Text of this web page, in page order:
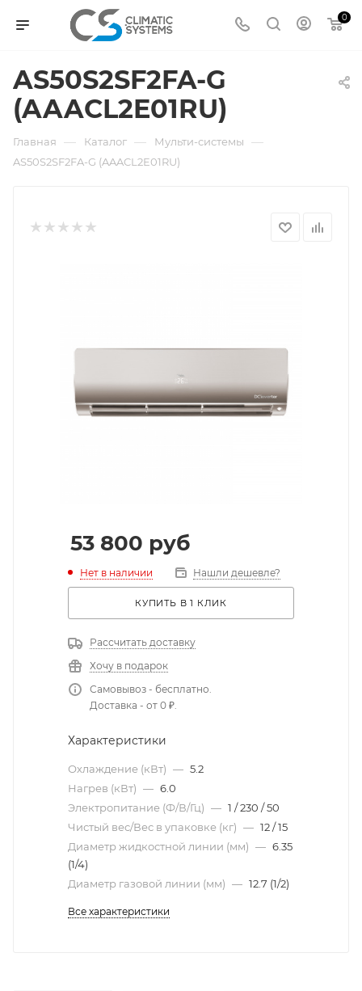
0
AS50S2SF2FA-G
(AAACL2E01RU)
Главная — Каталог — Мульти-системы —
AS50S2SF2FA-G (AAACL2E01RU)
53 800 руб
Нет в наличии Нашли дешевле?
КУПИТЬ В 1 КЛИК
Рассчитать доставку
Хочу в подарок
Самовывоз - бесплатно.
Доставка - от 0 ₽.
Характеристики
Охлаждение (кВт) — 5.2
Нагрев (кВт) — 6.0
Электропитание (Ф/В/Гц) — 1 / 230 / 50
Чистый вес/Вес в упаковке (кг) — 12 / 15
Диаметр жидкостной линии (мм) — 6.35
(1/4)
Диаметр газовой линии (мм) — 12.7 (1/2)
Все характеристики